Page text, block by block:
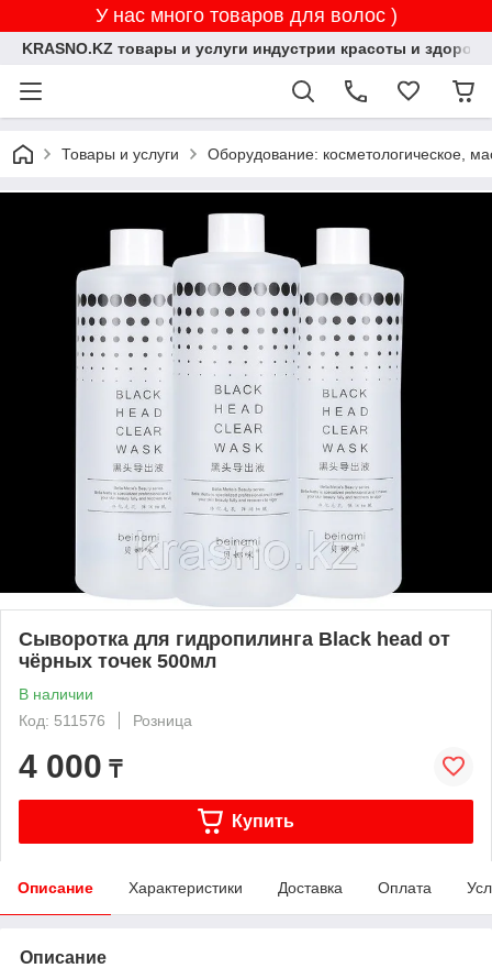
У нас много товаров для волос )
KRASNO.KZ товары и услуги индустрии красоты и
Товары и услуги Оборудование: косметологическое,
Сыворотка для гидропилинга Black head от
чёрных точек 500мл
В наличии
Код: 511576
Розница
4 000 ₸
Купить
Описание Характеристики Доставка Оплата
Описание